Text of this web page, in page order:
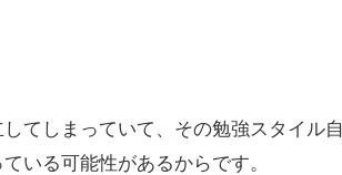
てしまっていて、その勉強スタイル
いる可能性があるからです。